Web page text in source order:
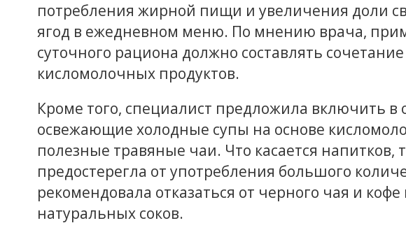
потребления жирной пищи и увеличения доли
ягод в ежедневном меню. По мнению врача,
суточного рациона должно составлять
кисломолочных продуктов.
Кроме того, специалист предложила включить
освежающие холодные супы на основе
полезные травяные чаи. Что касается напитков,
предостерегла от употребления большого
рекомендовала отказаться от черного чая и
натуральных соков.